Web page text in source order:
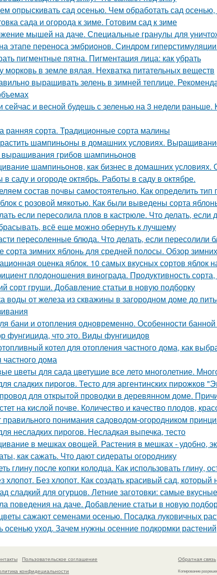
опрыскивать сад осенью. Чем обработать сад
сада и огорода к зиме. Готовим сад к зиме
мышей на даче. Специальные гранулы для
этапе переноса эмбрионов. Синдром гиперстимуляции
пигментные пятна. Пигментация лица: как убрать
морковь в земле вялая. Нехватка питательных веществ
выращивать зелень в зимней теплице.
сейчас и весной будешь с зеленью на 3 недели раньше.
ранняя сорта. Традиционные сорта малины
шампиньоны в домашних условиях.
грибов шампиньонов
шампиньонов, как бизнес в домашних условиях.
в саду и огороде октябрь. Работы в саду в октябре.
состав почвы самостоятельно. Как определить тип
с розовой мякотью. Как были выведены сорта
если пересолила плов в кастрюле. Что делать,
всё еще можно обернуть к лучшему
пересоленные блюда. Что делать, если пересолили
сорта зимних яблонь для средней полосы. Обзор
оценка яблок. 10 самых вкусных сортов яблок
плодоношения винограда. Продуктивность
сорт груши. Добавление статьи в новую подборку
воды от железа из скважины в загородном доме до
бани и отопления одновременно. Особенности
фунгицида, что это. Виды фунгицидов
котел для отопления частного дома, как
частного дома
цветы для сада цветущие все лето многолетние.
сладких пирогов. Тесто для аргентинских пирожков
для открытой проводки в деревянном доме.
на кислой почве. Количество и качество плодов,
правильного понимания садоводом-огородником
несладких пирогов. Несладкая выпечка, тесто
в мешках овощей. Растения в мешках - удобно,
как сажать. Что дают сидераты огороднику
глину после копки колодца. Как использовать глину,
хлопот. Без хлопот. Как создать красивый сад,
сладкий для огурцов. Летние заготовки: самые
поведения на даче. Добавление статьи в новую
сажают семенами осенью. Посадка луковичных
осенью уход. Зачем нужны осенние подкормки растений
Пользовательское соглашение
конфидециальности
Обратная связь
Копирование